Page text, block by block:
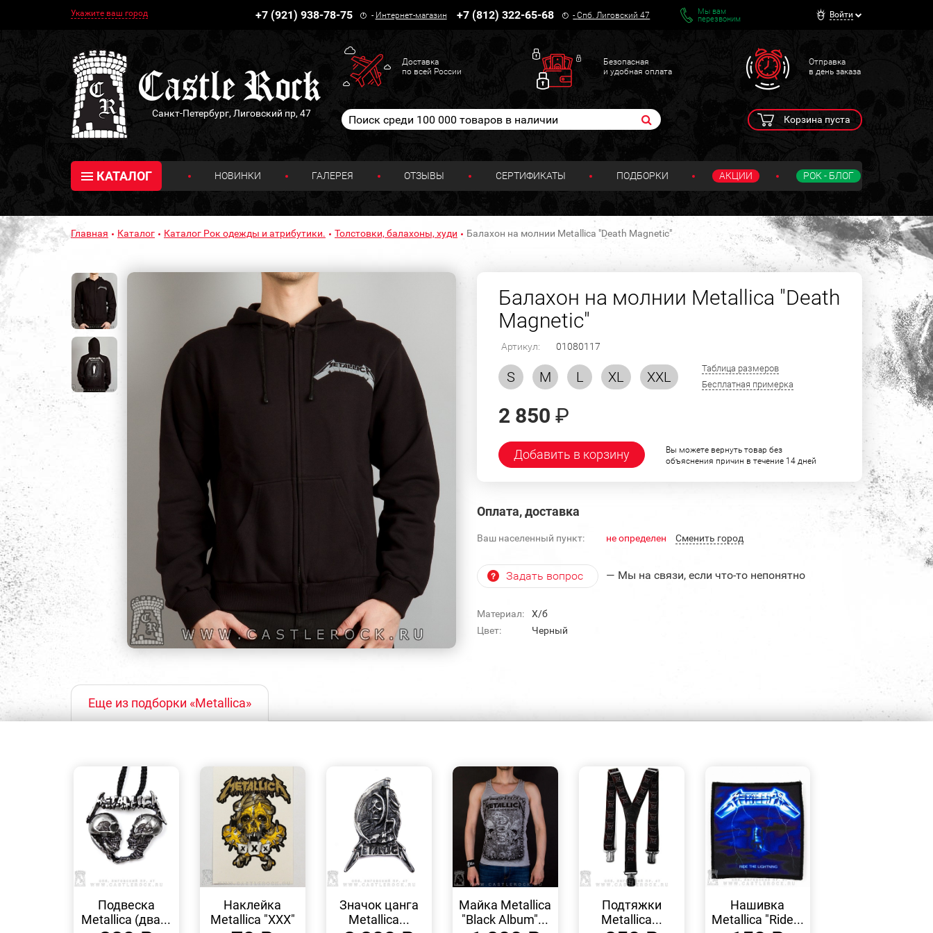
Укажите ваш город +7 (921) 938-78-75 - Интернет-магазин +7 (812) 322-65-68 -Спб. Лиговский 47
Мы вам
перезвоним
Войти
Санкт-Петербург, Лиговский пр, 47
Доставка
по всей России
Безопасная
и удобная оплата
Отправка
в день заказа
Корзина пуста
КАТАЛОГ НОВИНКИ ГАЛЕРЕЯ ОТЗЫВЫ СЕРТИФИКАТЫ ПОДБОРКИ АКЦИИ РОК - БЛОГ
Главная Каталог Каталог Рок одежды и атрибутики. Толстовки, балахоны, худи Балахон на молнии Metallica "Death Magnetic"
Балахон на молнии Metallica "Death
Magnetic"
Артикул: 01080117
S M L XL XXL
Таблица размеров
Бесплатная примерка
2 850 ₽
Добавить в корзину
Вы можете вернуть товар без
объяснения причин в течение 14 дней
Оплата, доставка
Ваш населенный пункт: не определен Cменить город
Задать вопрос — Мы на связи, если что-то непонятно
Материал:
Х/б
Цвет:
Черный
Еще из подборки «Metallica»
Подвеска
Metallica (два...
ПРОСМОТР
Наклейка
Metallica "XXX"
Значок цанга
Metallica...
ПРОСМОТР
Майка Metallica
"Black Album"...
Подтяжки
Metallica...
Нашивка
Metallica "Ride...